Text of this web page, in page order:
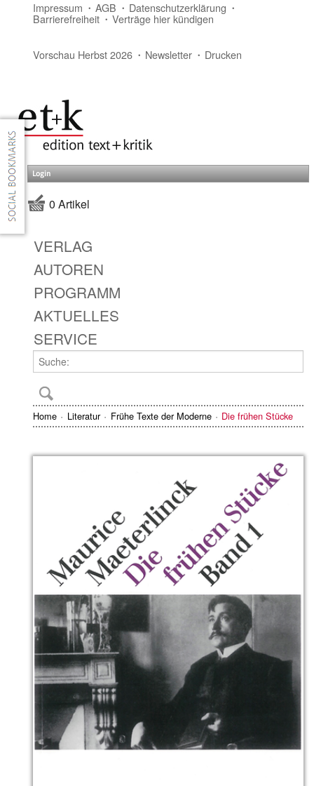
Impressum AGB Datenschutzerklärung
Barrierefreiheit Verträge hier kündigen
Vorschau Herbst 2026 Newsletter Drucken
Login
0 Artikel
VERLAG
AUTOREN
PROGRAMM
AKTUELLES
SERVICE
Home Literatur Frühe Texte der Moderne Die frühen Stücke